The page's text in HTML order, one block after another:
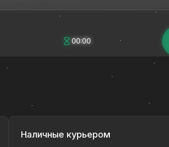
00:00
Наличные курьером